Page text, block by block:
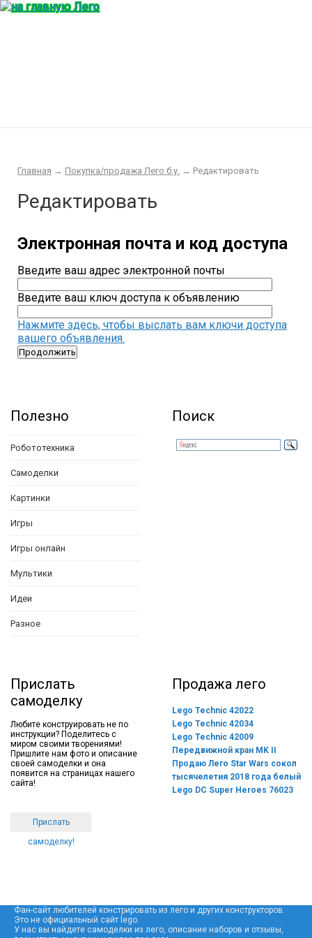
Главная → Покупка/продажа Лего б.у. → Редактировать
Редактировать
Электронная почта и код доступа
Введите ваш адрес электронной почты
Введите ваш ключ доступа к объявлению
Нажмите здесь, чтобы выслать вам ключи доступа
вашего объявления.
Полезно
Робототехника
Самоделки
Картинки
Игры
Игры онлайн
Мультики
Идеи
Разное
Поиск
Прислать
самоделку
Любите конструировать не по
инструкции? Поделитесь с
миром своими творениями!
Пришлите нам фото и описание
своей самоделки и она
появится на страницах нашего
сайта!
Прислать
самоделку!
Продажа лего
Lego Technic 42022
Lego Technic 42034
Lego Technic 42009
Передвижной кран MK II
Продаю Лего Star Wars сокол
тысячелетия 2018 года белый
Lego DC Super Heroes 76023
Фан-сайт любителей констрировать из лего и других конструкторов.
Это не официальный сайт lego.
У нас вы найдете самоделки из лего, описание наборов и отзывы,